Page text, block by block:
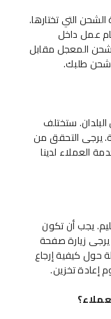
التي تختارها.
القياسي عادةً من 3 إلى 7 أيام عمل داخل
الشحن المعجل مقابل
شحن طلبك.
ستختلف
يرجى التحقق من
العملاء لدينا
التسليم. يجب أن تكون
يرجى زيارة صفحة
حول كيفية إرجاع
إعادة تخزين.